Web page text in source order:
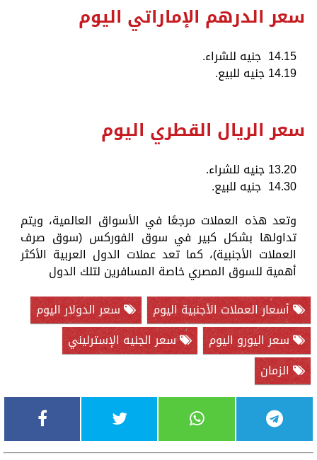
سعر الدرهم الإماراتي اليوم
14.15 جنيه للشراء.
14.19 جنيه للبيع.
سعر الريال القطري اليوم
13.20 جنيه للشراء.
14.30 جنيه للبيع.
وتعد هذه العملات مرجعًا في الأسواق العالمية، ويتم
تداولها بشكل كبير في سوق الفوركس (سوق صرف
العملات الأجنبية)، كما تعد عملات الدول العربية الأكثر
أهمية للسوق المصري خاصة المسافرين لتلك الدول
أسعار العملات الأجنبية اليوم
سعر الدولار اليوم
سعر اليورو اليوم
سعر الجنيه الإسترليني
الزمان